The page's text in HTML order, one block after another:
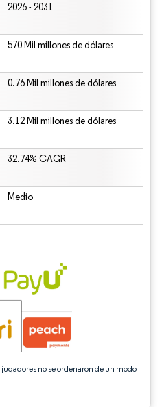
2026 - 2031
570 Mil millones de dólares
0.76 Mil millones de dólares
3.12 Mil millones de dólares
32.74% CAGR
Medio
no se ordenaron de un modo
requiere atribución según CC BY 4.0.